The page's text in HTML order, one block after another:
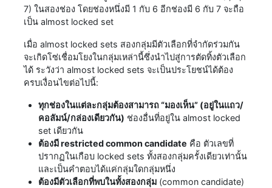
7) ในสองช่อง โดยช่องหนึ่งมี 1 กับ 6 อีกช่องมี 6 กับ 7 จะถือ
เป็น almost locked set
เมื่อ almost locked sets สองกลุ่มมีตัวเลือกที่จำกัดร่วมกัน
จะเกิดโซ่เชื่อมโยงในกลุ่มเหล่านี้ซึ่งนำไปสู่การตัดทิ้งตัวเลือก
ได้ ระวังว่า almost locked sets จะเป็นประโยชน์ได้ต้อง
ครบเงื่อนไขต่อไปนี้:
ทุกช่องในแต่ละกลุ่มต้องสามารถ “มองเห็น” (อยู่ในแถว/
คอลัมน์/กล่องเดียวกัน) ช่องอื่นที่อยู่ใน almost locked
set เดียวกัน
ต้องมี restricted common candidate คือ ตัวเลขที่
ปรากฏในเกือบ locked sets ทั้งสองกลุ่มครั้งเดียวเท่านั้น
และเป็นคำตอบได้แค่กลุ่มใดกลุ่มหนึ่ง
ต้องมีตัวเลือกที่พบในทั้งสองกลุ่ม (common candidate)